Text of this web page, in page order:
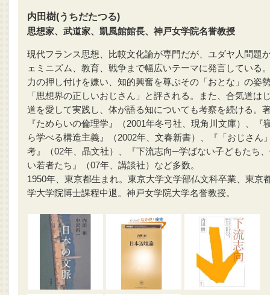
内田樹(うちだたつる)
思想家、武道家、凱風館館長、神戸女学院名誉教授
現代フランス思想、比較文化論が専門だが、ユダヤ人問題
ェミニズム、教育、戦争まで幅広いテーマに発言している
力の押し付けを嫌い、知的興奮を尊ぶその「おとな」の姿
「思想界の正しいおじさん」と評される。また、合気道は
道を愛して実践し、体が語る知についても考察を続ける。
『ためらいの倫理学』（2001年冬弓社、現角川文庫）、『
ら学べる構造主義』（2002年、文春新書）、『「おじさん
考』（02年、晶文社）、『下流志向─学ばない子どもたち
い若者たち』（07年、講談社）など多数。
1950年、東京都生まれ。東京大学文学部仏文科卒業、東京
学大学院博士課程中退。神戸女学院大学名誉教授。